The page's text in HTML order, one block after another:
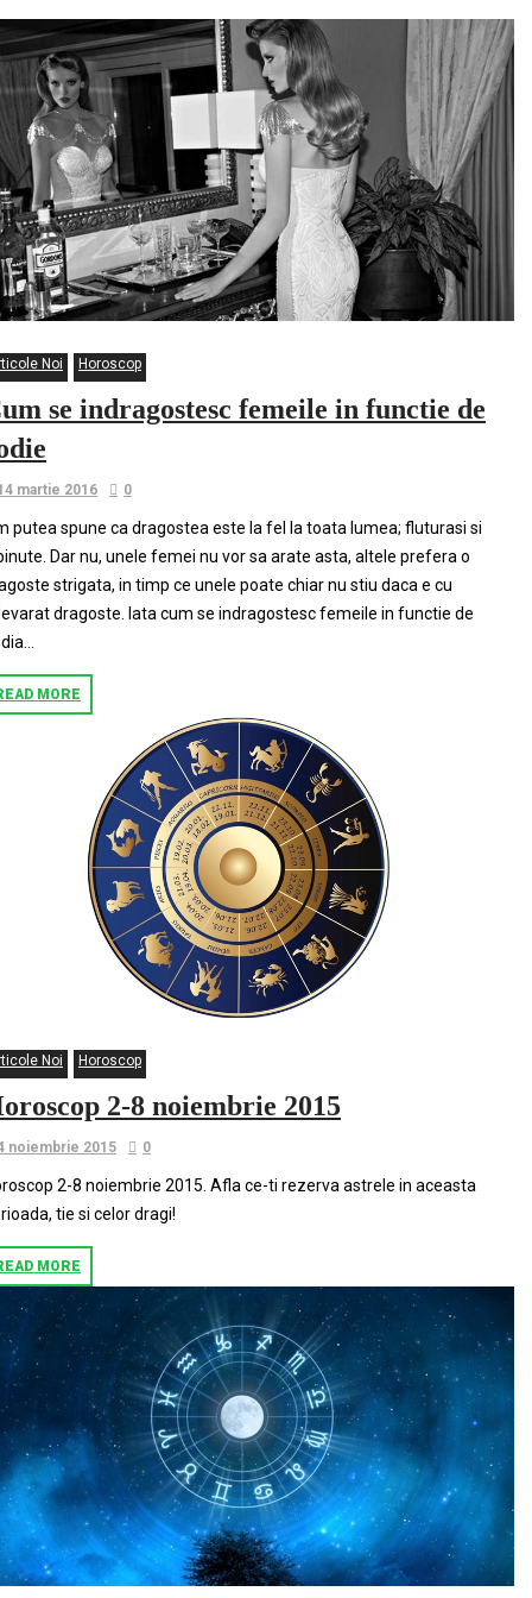
Noi Horoscop
se indragostesc femeile in functie de
martie 2016 0
putea spune ca dragostea este la fel la toata lumea; fluturasi si
Dar nu, unele femei nu vor sa arate asta, altele prefera o
strigata, in timp ce unele poate chiar nu stiu daca e cu
dragoste. Iata cum se indragostesc femeile in functie de
MORE
Noi Horoscop
2-8 noiembrie 2015
noiembrie 2015 0
2-8 noiembrie 2015. Afla ce-ti rezerva astrele in aceasta
tie si celor dragi!
MORE